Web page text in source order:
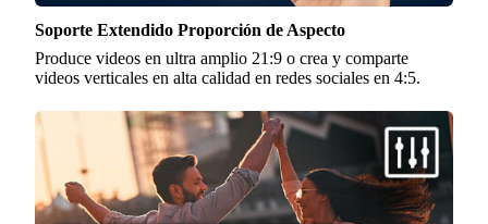
Soporte Extendido Proporción de Aspecto
Produce videos en ultra amplio 21:9 o crea y comparte
videos verticales en alta calidad en redes sociales en 4:5.